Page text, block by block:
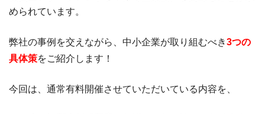
められています。
弊社の事例を交えながら、中小企業が取り組むべき3つの
具体策をご紹介します！
​​今回は、通常有料開催させていただいている内容を、